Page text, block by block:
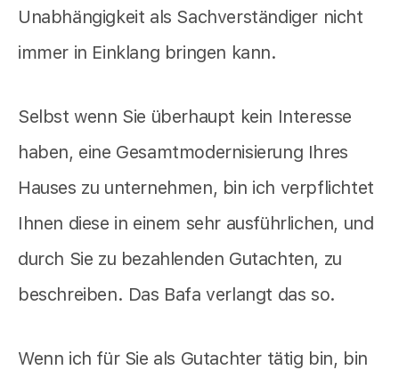
Unabhängigkeit als Sachverständiger nicht
immer in Einklang bringen kann.
Selbst wenn Sie überhaupt kein Interesse
haben, eine Gesamtmodernisierung Ihres
Hauses zu unternehmen, bin ich verpflichtet
Ihnen diese in einem sehr ausführlichen, und
durch Sie zu bezahlenden Gutachten, zu
beschreiben. Das Bafa verlangt das so.
Wenn ich für Sie als Gutachter tätig bin, bin